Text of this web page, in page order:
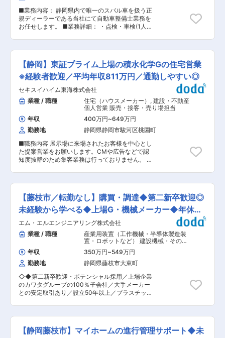
います。 ーアキュラホームについてー ◎今から
47年前に大工出身の会長が創業した会社です。木
造技術と品質にこだわり、低価格住宅から大きな
で建てられる技術を持っています。 ◎培ってきた
木造技術を活かし、中規模木造建築プロジェクト
埼玉県に純木造8階建ての本社ビルを建設するな
ど多方面から注目の成長企業です。 変更の範囲：
会社の定める業務
テストが成功した後、CADで詳しい図面を作成し
ます。設備製造に関しては、外注の協力会社へお
任せしておりますので、その打ち合わせも発生し
ます。 ・同社のつくる機械は、過去受注頂いた機
械が2~3か月納期で7割を占めており、企画・開
案件は年に1回程度の納品でその場合、1週間から
1か月程度の出張が発生する可能性もあります。
■組織構成： 専務1名、部長1名、派遣2名で構成
されております。 ■同社の製品：何かしらの素材
を「乾燥」させる機械を作っています。同社は、
お茶の焙煎機の開発からスタートしていますが、
「乾燥」はお茶以外にも果物・野菜などの食品は
もちろんの事、自動車で使われる化学物質など業
界を問わず、様々な分野の製造工程で用いられて
おり、その分、同社の機械が必要となります。ま
たエリアにおいても沖縄のモズクの乾燥から北海
道のホタテの乾燥まで全国のお客様にご利用頂い
ております。 ■製品の機能…「乾燥」と言っても
械の部品まで熱してしまいう難点があります。同
社のマイクロ波を用いた乾燥機の場合、マイクロ
ットがあります。 変更の範囲：会社の定める業務
■業務内容： 静岡県内で唯一のスバル車を扱う正
規ディーラーである当社にて自動車整備士業務を
お任せします。 ■業務詳細： ・点検・車検(1人1
の個人顧客への整備状況説明(頻度は少なめ) ・パ
ーツ担当者への発注依頼 ・重整備(エンジン、ト
ランスミッション、デファレンシャルギア交換)
■業務の特徴： 年齢関係なく長期的に就業できる
環境です。メカニックは、年齢幅は20代の若手か
らベテランまで在籍しています。仲間同士で切磋
琢磨し、ベテランからは様々な経験を吸収できま
す。 ■教育体制： 入社後はOJTを中心に業務を
学んでいただきます。未経験から入社した方も多
数いるためご安心ください。 ■本業務の魅力：
・経営陣が社員の働きやすさに力を入れており、
半期に一度は3連休を取得できる環境です。さら
に(月)(火)は定休日、残業は月20時間以内という
ことからもワークライフバランスを充実させやす
い環境です。残業を抑えるため、基本給の底上げ
などにもテコ入れを始めています。 ・社員同士の
会社が費用の一部を負担してくれるなど、会社と
しても横のつながりを取りやすい環境づくりをし
ています。 ・販売、修理、保険といった様々な業
務の担当をしている社員が同じオフィスフロアで
働いているため、コミュニケーションがとりやす
く、仕事を進めやすい環境です。 ■スバル車の魅
力： ・「ほかとは違う」から始まったスバルの歴
史：四駆＝スバルのイメージが定着したが、いま
だに四輪駆動車の販売比率が9割を超えている。
年間販売台数100万台規模のメーカーとしては異
例 ・運転支援システムへの熱意とこだわり：「0
次安全」を重視した内装やデザインの設計思想を
重視しています。そのため車両感覚のつかみやす
ています。 ・安全志向：まだ安全志向が世の中に
浸透していない1960年代から独自の衝突安全試験
にトップクラスの評価を受けています。また、
【静岡】東証プライム上場の積水化学Gの住宅営業
※経験者歓迎／平均年収811万円／通勤しやすい◎
セキスイハイム東海株式会社
業種 / 職種
住宅（ハウスメーカー） , 建設・不動産
個人営業 販売・接客・売り場担当
年収
400万円~649万円
勤務地
静岡県静岡市駿河区桃園町
■職務内容 展示場に来場されたお客様を中心とし
た提案営業をお願いします。CMや広告などで認
知度抜群のため集客業務は行っておりません。 お
ます。営業自身が間取図を作成しますのでやりが
いもあり、お客様の喜びに直に触れることができ
るため、お客様と一生涯のお付き合いが叶うお仕
事です。 成約となるお客様の9割以上が、WEBか
らの応募、展示場にご来場される方々やご紹介で
問い合わせくださるお客様です。知名度や今まで
の販売棟数から、集客数が多い為、お客様とつな
がりを持つチャンスが豊富で、成約につながりや
すい環境が整っています。 ■評価制度／インセン
ティブ： 当社はノルマはございません。ですが営
業職ではありますので、目標販売棟数は、各自設
定をして営業活動に勤しんで頂きます。目標販売
棟数はご経験に応じてですが、入社1年目の方は
半年で1棟からスタートが基準となります。上長
と相談しながら個人で目標を設定致します。また
販売棟数だけで評価するのではなく、商談などの
す。 インセンティブは1棟の粗利に対して、数％
算出して支給を致します。一定販売棟数の基準を
【藤枝市／転勤なし】購買・調達◆第二新卒歓迎◎
未経験から学べる◆上場G・機械メーカー◆年休
126日
エム・エルエンジニアリング株式会社
業種 / 職種
産業用装置（工作機械・半導体製造装
置・ロボットなど） 建設機械・その他
輸送機器
購買・調達・バイヤー・MD
間接購買・総務購買
年収 350万円~549万円
勤務地
静岡県藤枝市大東町
◇◆第二新卒歓迎・ポテンシャル採用／上場企業
のカワタグループの100％子会社／大手メーカー
との安定取引あり／設立50年以上／プラスチック
タグループの一員で、プラスチックを加工する機
械を製造する当社において、原材料の購買・調達
業務をお任せします。 ■業務詳細： ◇原材料・
【静岡藤枝市】マイホームの進行管理サポート◆未